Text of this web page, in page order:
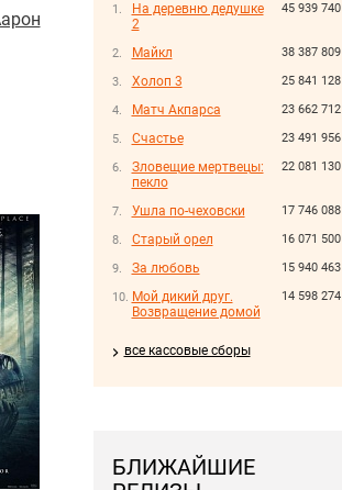
45 939 740
На деревню дедушке
2
38 387 809
Майкл
25 841 128
Холоп 3
23 662 712
Матч Акпарса
23 491 956
Счастье
22 081 130
Зловещие мертвецы:
пекло
17 746 088
Ушла по-чеховски
16 071 500
Старый орел
15 940 463
За любовь
14 598 274
Мой дикий друг.
Возвращение домой
все кассовые сборы
БЛИЖАЙШИЕ